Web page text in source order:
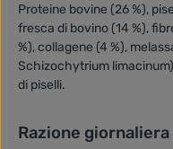
Proteine bovine (26 %),
fresca di bovino (14 %),
%), collagene (4 %),
Schizochytrium
di piselli.
Razione